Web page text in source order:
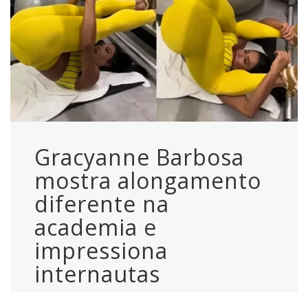
Gracyanne Barbosa
mostra alongamento
diferente na
academia e
impressiona
internautas